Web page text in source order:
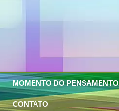
MOMENTO DO PENSAMENTO
CONTATO